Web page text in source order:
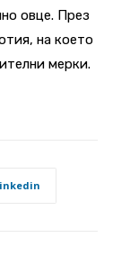
овце. През
на което
мерки.